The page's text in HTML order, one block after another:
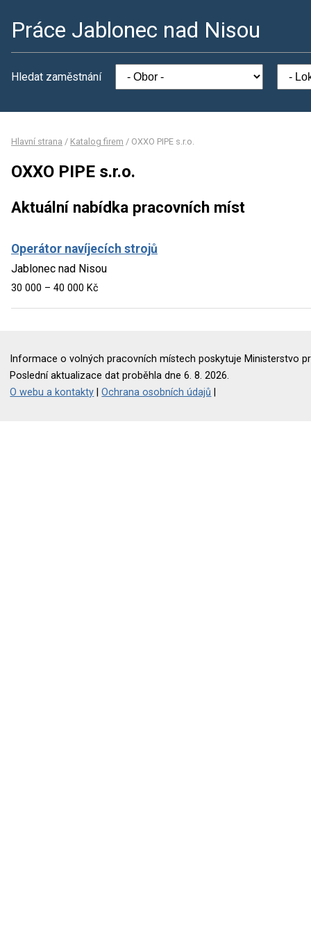
Práce Jablonec nad Nisou
Hledat zaměstnání
Hlavní strana / Katalog firem / OXXO PIPE s.r.o.
OXXO PIPE s.r.o.
Aktuální nabídka pracovních míst
Operátor navíjecích strojů
Jablonec nad Nisou
30 000 – 40 000 Kč
Informace o volných pracovních místech poskytuje Ministerstvo
Poslední aktualizace dat proběhla dne 6. 8. 2026.
O webu a kontakty |Ochrana osobních údajů